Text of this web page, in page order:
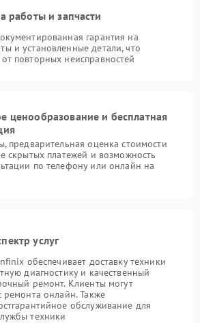
работы и запчасти
гарантия на
и установленные детали, что
повторных неисправностей
ценообразование и бесплатная
предварительная оценка стоимости
скрытых платежей и возможность
по телефону или онлайн на
услуг
обеспечивает доставку техники
диагностику и качественный
ремонт. Клиенты могут
ремонта онлайн. Также
обслуживание для
техники